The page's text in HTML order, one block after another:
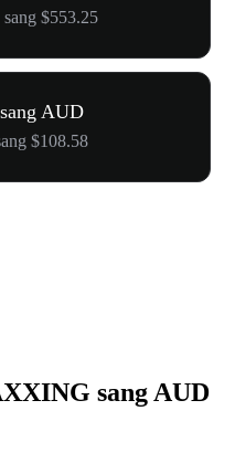
$553.25
AUD
$108.58
sang AUD